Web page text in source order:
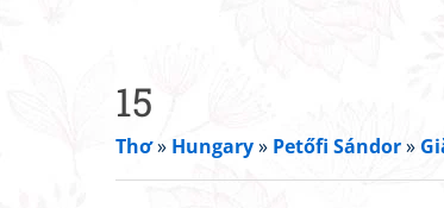
15
Thơ» Hungary» Petőfi Sándor»